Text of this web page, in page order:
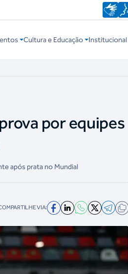
Cultura e Educação Institucional
por equipes
após prata no Mundial
VIA: